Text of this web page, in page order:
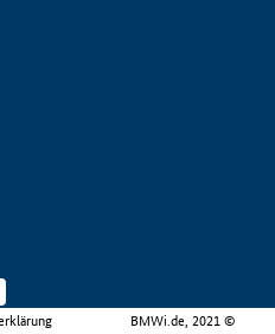
BMWi.de, 2021 ©